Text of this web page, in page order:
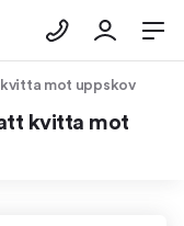
mot uppskov
kvitta mot